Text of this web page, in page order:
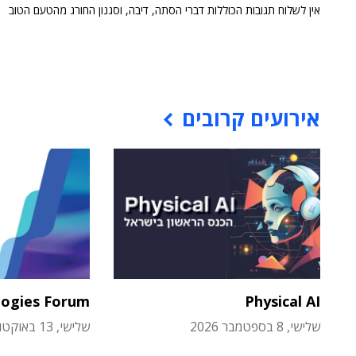
אין לשלוח תגובות הכוללות דברי הסתה, דיבה, וסגנון החורג מהטעם הטוב
אירועים קרובים
Physical AI
שלישי, 8 בספטמבר 2026
Forum
שלישי, 13 באוקטובר 2026